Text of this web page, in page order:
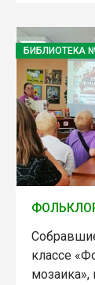
БИБЛИОТЕКА
классе
мозаика»,